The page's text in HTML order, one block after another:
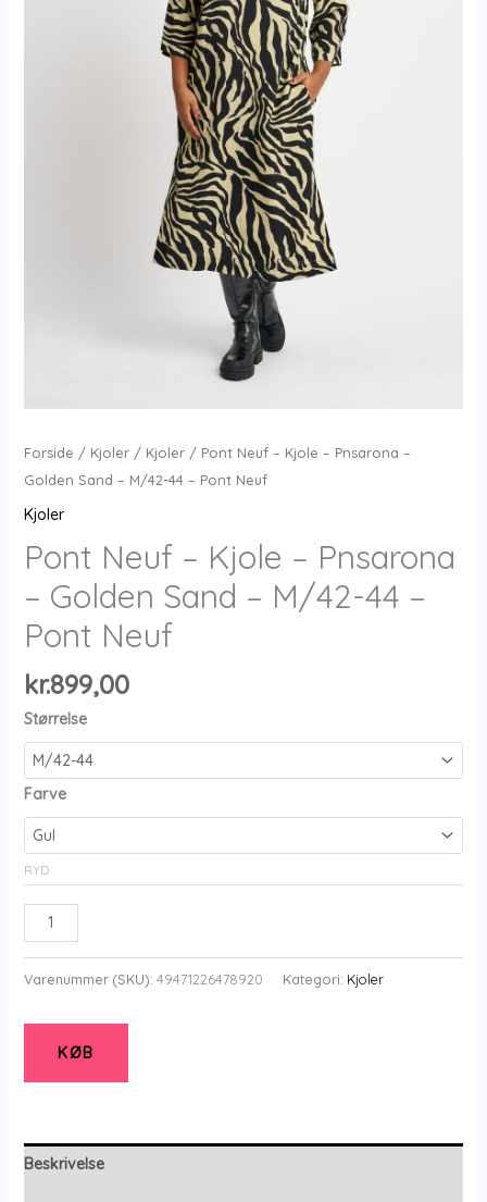
Forside / Kjoler/ Kjoler/ Pont Neuf – Kjole – Pnsarona –
Golden Sand – M/42-44 – Pont Neuf
Kjoler
Pont Neuf – Kjole – Pnsarona
– Golden Sand – M/42-44 –
Pont Neuf
kr.899,00
Størrelse
Farve
RYD
Pont
Neuf
-
-
Pnsarona
-
-
Varenummer (SKU): 49471226478920 Kategori: Kjoler
KØB
Beskrivelse